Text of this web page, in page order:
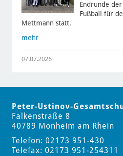
Endrunde
Fußball für
Mettmann statt.
mehr
07.07.2026
Peter-Ustinov-
Falkenstraße 8
40789 Monheim am Rhein
Telefon: 02173 951-430
Telefax: 02173 951-254311